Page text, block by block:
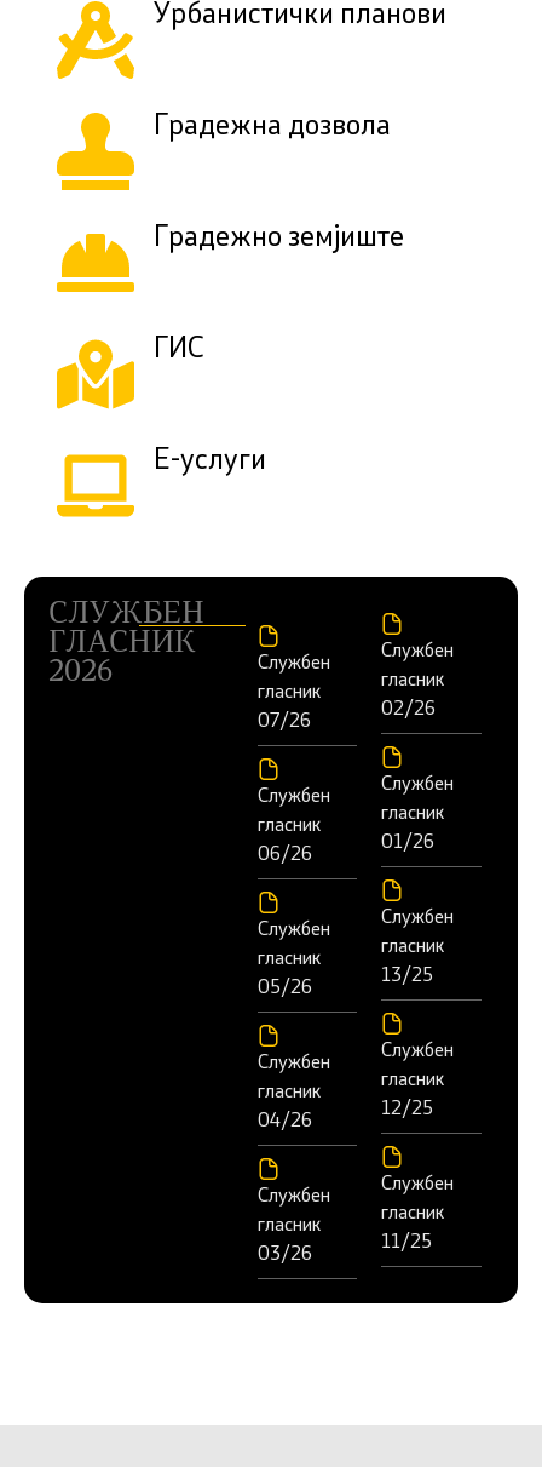
Урбанистички планови
Градежна дозвола
Градежно земјиште
ГИС
Е-услуги
СЛУЖБЕН
ГЛАСНИК
2026
Службен
гласник
07/26
Службен
гласник
06/26
Службен
гласник
05/26
Службен
гласник
04/26
Службен
гласник
03/26
Службен
гласник
02/26
Службен
гласник
01/26
Службен
гласник
13/25
Службен
гласник
12/25
Службен
гласник
11/25